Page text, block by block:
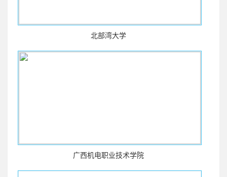
北部湾大学
广西机电职业技术学院